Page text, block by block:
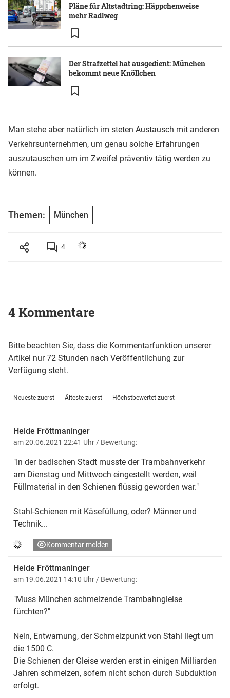
Pläne für Altstadtring: Häppchenweise
mehr Radlweg
Der Strafzettel hat ausgedient: München
bekommt neue Knöllchen
Man stehe aber natürlich im steten Austausch mit anderen
Verkehrsunternehmen, um genau solche Erfahrungen
auszutauschen um im Zweifel präventiv tätig werden zu
können.
Themen: München
4
4 Kommentare
Bitte beachten Sie, dass die Kommentarfunktion unserer
Artikel nur 72 Stunden nach Veröffentlichung zur
Verfügung steht.
Neueste zuerst Älteste zuerst Höchstbewertet zuerst
Heide Fröttmaninger
am 20.06.2021 22:41 Uhr / Bewertung:
"In der badischen Stadt musste der Trambahnverkehr
am Dienstag und Mittwoch eingestellt werden, weil
Füllmaterial in den Schienen flüssig geworden war."
Stahl-Schienen mit Käsefüllung, oder? Männer und
Technik...
Kommentar melden
Heide Fröttmaninger
am 19.06.2021 14:10 Uhr / Bewertung:
"Muss München schmelzende Trambahngleise
fürchten?"
Nein, Entwarnung, der Schmelzpunkt von Stahl liegt um
die 1500 C.
Die Schienen der Gleise werden erst in einigen Milliarden
Jahren schmelzen, sofern nicht schon durch Subduktion
erfolgt.